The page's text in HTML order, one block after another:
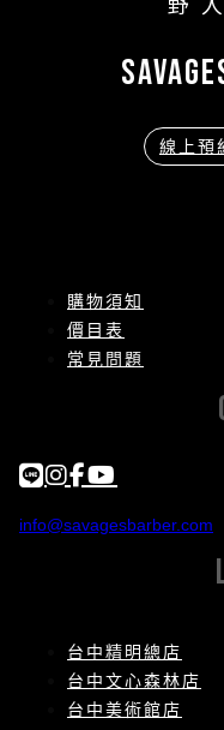
線上預
購物須知
價目表
常見問題
info@savagesbarber.com
台中精明總店
台中文心森林店
台中美術館店